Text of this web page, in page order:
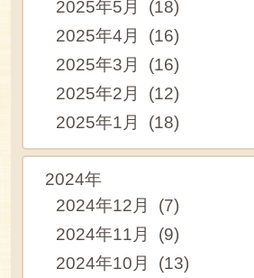
2025年5月 (18)
2025年4月 (16)
2025年3月 (16)
2025年2月 (12)
2025年1月 (18)
2024年
2024年12月 (7)
2024年11月 (9)
2024年10月 (13)